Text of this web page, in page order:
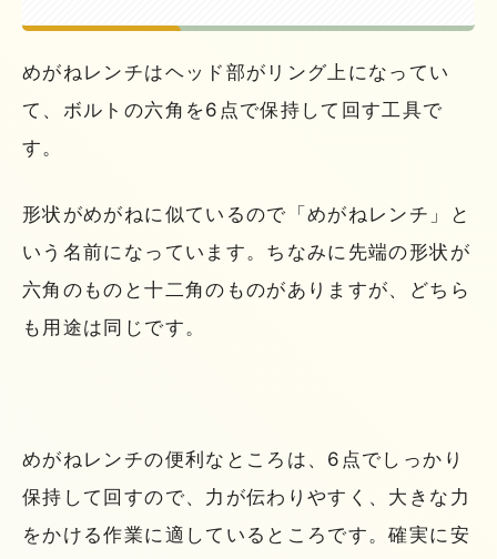
めがねレンチはヘッド部がリング上になってい
て、ボルトの六角を6点で保持して回す工具で
す。
形状がめがねに似ているので「めがねレンチ」と
いう名前になっています。ちなみに先端の形状が
六角のものと十二角のものがありますが、どちら
も用途は同じです。
めがねレンチの便利なところは、6点でしっかり
保持して回すので、力が伝わりやすく、大きな力
をかける作業に適しているところです。確実に安